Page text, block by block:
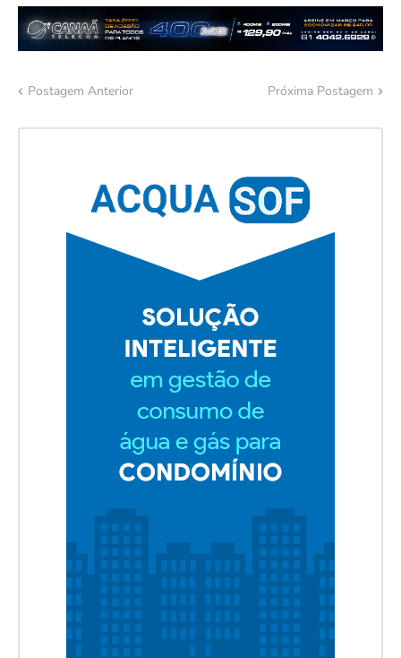
Postagem Anterior Próxima Postagem